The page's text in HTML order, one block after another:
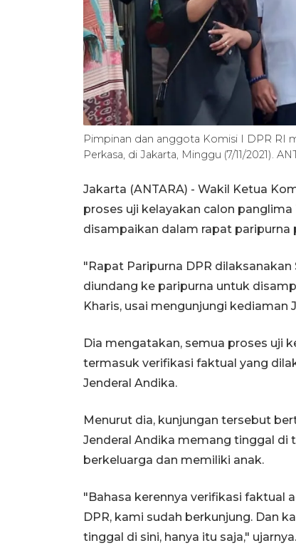
Pimpinan dan anggota Komisi I DPR RI
Perkasa, di Jakarta, Minggu (7/11/2021).
Jakarta (ANTARA) - Wakil Ketua
proses uji kelayakan calon
disampaikan dalam rapat paripurna
"Rapat Paripurna DPR dilaksanakan
diundang ke paripurna untuk
Kharis, usai mengunjungi kediaman
Dia mengatakan, semua proses uji
termasuk verifikasi faktual yang
Jenderal Andika.
Menurut dia, kunjungan tersebut
Jenderal Andika memang tinggal
berkeluarga dan memiliki anak.
"Bahasa kerennya verifikasi faktual
DPR, kami sudah berkunjung. Dan
tinggal di sini, hanya itu saja," ujarnya.